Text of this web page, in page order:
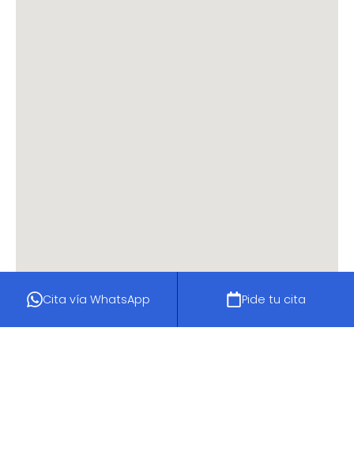
Cita vía WhatsApp Pide tu cita